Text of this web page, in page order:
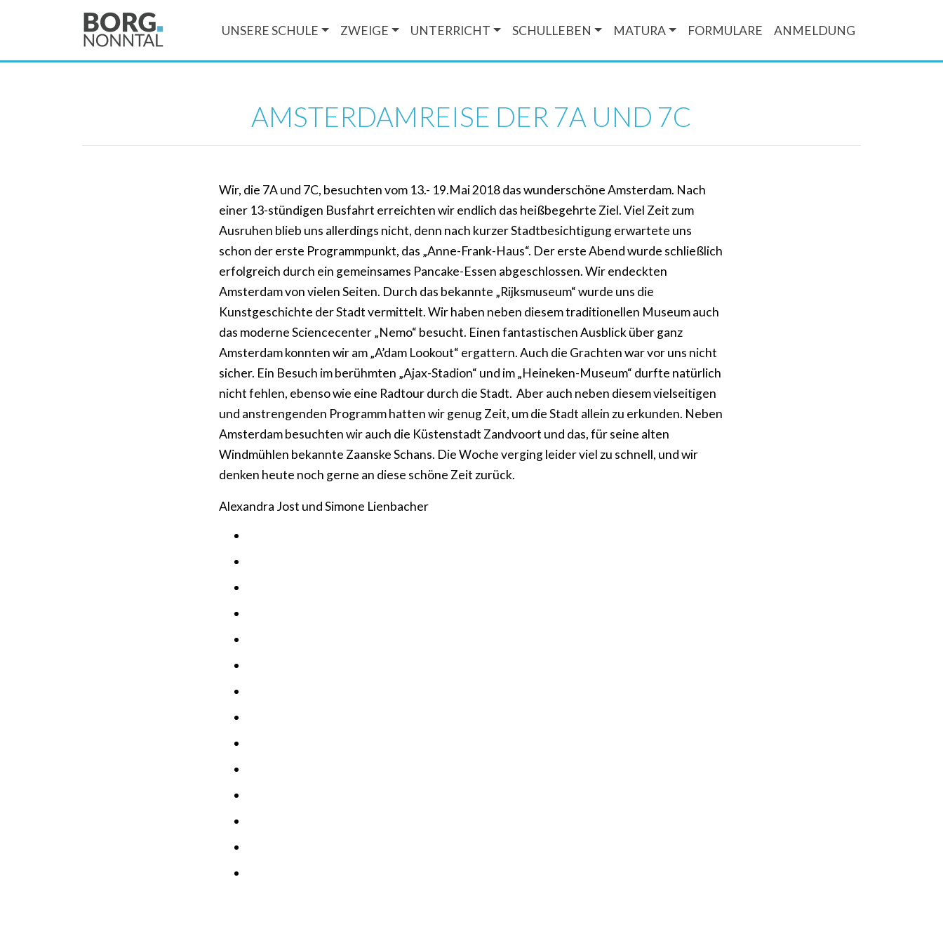
UNSERE SCHULE ZWEIGE UNTERRICHT SCHULLEBEN MATURA FORMULARE ANMELDUNG
AMSTERDAMREISE DER 7A UND 7C
Wir, die 7A und 7C, besuchten vom 13.- 19.Mai 2018 das wunderschöne Amsterdam. Nach
einer 13-stündigen Busfahrt erreichten wir endlich das heißbegehrte Ziel. Viel Zeit zum
Ausruhen blieb uns allerdings nicht, denn nach kurzer Stadtbesichtigung erwartete uns
schon der erste Programmpunkt, das „Anne-Frank-Haus“. Der erste Abend wurde schließlich
erfolgreich durch ein gemeinsames Pancake-Essen abgeschlossen. Wir endeckten
Amsterdam von vielen Seiten. Durch das bekannte „Rijksmuseum“ wurde uns die
Kunstgeschichte der Stadt vermittelt. Wir haben neben diesem traditionellen Museum auch
das moderne Sciencecenter „Nemo“ besucht. Einen fantastischen Ausblick über ganz
Amsterdam konnten wir am „A’dam Lookout“ ergattern. Auch die Grachten war vor uns nicht
sicher. Ein Besuch im berühmten „Ajax-Stadion“ und im „Heineken-Museum“ durfte natürlich
nicht fehlen, ebenso wie eine Radtour durch die Stadt. Aber auch neben diesem vielseitigen
und anstrengenden Programm hatten wir genug Zeit, um die Stadt allein zu erkunden. Neben
Amsterdam besuchten wir auch die Küstenstadt Zandvoort und das, für seine alten
Windmühlen bekannte Zaanske Schans. Die Woche verging leider viel zu schnell, und wir
denken heute noch gerne an diese schöne Zeit zurück.
Alexandra Jost und Simone Lienbacher